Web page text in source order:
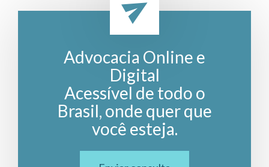
Advocacia Online e
Digital
Acessível de todo o
Brasil, onde quer que
você esteja.